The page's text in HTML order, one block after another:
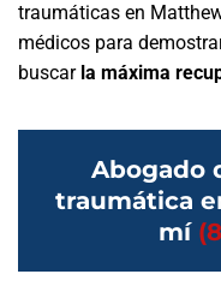
traumáticas en
médicos para
buscar la máxima
Abogado
traumática
mí